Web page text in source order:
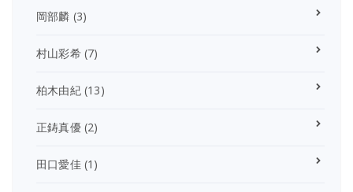
岡部麟 (3)
村山彩希(7)
柏木由紀(13)
正鋳真優(2)
田口愛佳(1)